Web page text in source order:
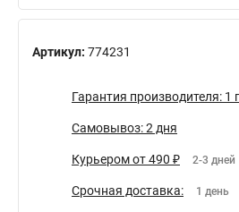
Артикул: 774231
Гарантия производителя: 1
Самовывоз: 2 дня
Курьером от 490 ₽ 2-3 дней
Срочная доставка: 1 день